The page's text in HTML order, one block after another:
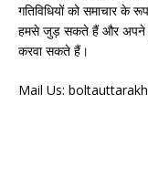
गतिविधियों को समाचार के
हमसे जुड़ सकते हैं और अपने
करवा सकते हैं।
Mail Us: